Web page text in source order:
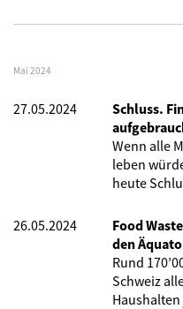
Mai 2024
27.05.2024
Schluss.
Wenn alle
leben
heute
26.05.2024
Food
den
Rund
Schweiz